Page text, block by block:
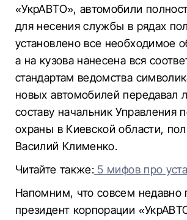
«УкрАВТО», автомобили
для несения службы в рядах
установлено все необходимое
а на кузова нанесена вся
стандартам ведомства
новых автомобилей передавал
составу начальник Управления
охраны в Киевской области,
Василий Клименко.
Читайте также: 5 мифов про
Напомним, что совсем недавно
президент корпорации